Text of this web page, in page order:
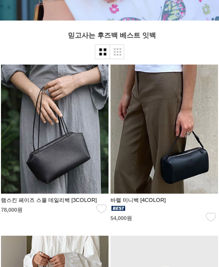
믿고사는 후즈백 베스트 잇백
램스킨 페이즈 스몰 데일리백 [3COLOR]
78,000원
바렐 미니백 [4COLOR]
54,000원